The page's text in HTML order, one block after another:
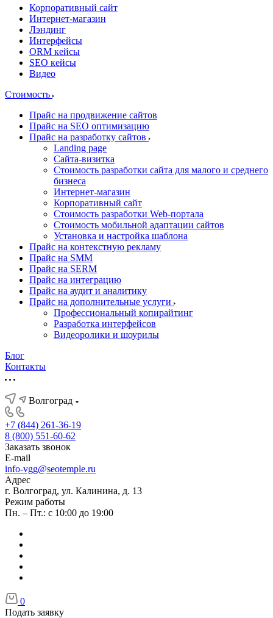
Корпоративный сайт
Интернет-магазин
Лэндинг
Интерфейсы
ORM кейсы
SEO кейсы
Видео
Стоимость
Прайс на продвижение сайтов
Прайс на SEO оптимизацию
Прайс на разработку сайтов
Landing page
Cайта-визитка
Стоимость разработки сайта для малого и среднего
бизнеса
Интернет-магазин
Корпоративный сайт
Стоимость разработки Web-портала
Стоимость мобильной адаптации сайтов
Установка и настройка шаблона
Прайс на контекстную рекламу
Прайс на SMM
Прайс на SERM
Прайс на интеграцию
Прайс на аудит и аналитику
Прайс на дополнительные услуги
Профессиональный копирайтинг
Разработка интерфейсов
Видеоролики и шоурилы
Блог
Контакты
Волгоград
+7 (844) 261-36-19
8 (800) 551-60-62
Заказать звонок
E-mail
info-vgg@seotemple.ru
Адрес
г. Волгоград, ул. Калинина, д. 13
Режим работы
Пн. – Пт.: с 10:00 до 19:00
0
Подать заявку